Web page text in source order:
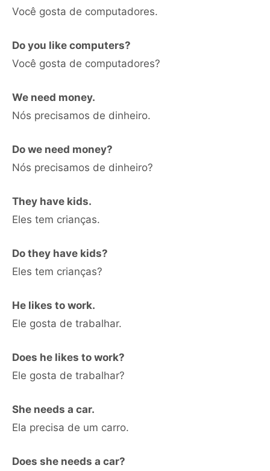
Você gosta de computadores.
Do you like computers?
Você gosta de computadores?
We need money.
Nós precisamos de dinheiro.
Do we need money?
Nós precisamos de dinheiro?
They have kids.
Eles tem crianças.
Do they have kids?
Eles tem crianças?
He likes to work.
Ele gosta de trabalhar.
Does he likes to work?
Ele gosta de trabalhar?
She needs a car.
Ela precisa de um carro.
Does she needs a car?